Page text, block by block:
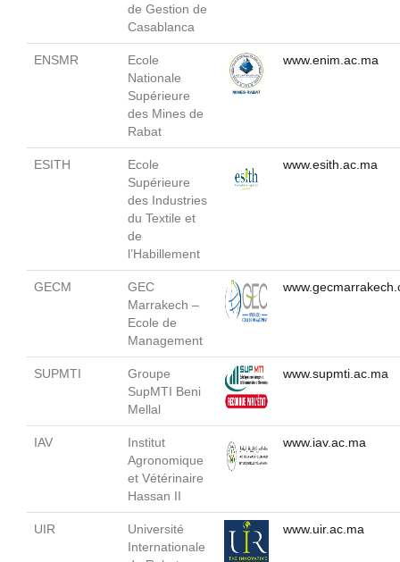
de Gestion de
Casablanca
ENSMR
Ecole
Nationale
Supérieure
des Mines de
Rabat
www.enim.ac.ma
ESITH
Ecole
Supérieure
des Industries
du Textile et
de
l’Habillement
www.esith.ac.ma
GECM
GEC
Marrakech –
Ecole de
Management
SUPMTI
Groupe
SupMTI Beni
Mellal
www.supmti.ac.ma
IAV
Institut
Agronomique
et Vétérinaire
Hassan II
www.iav.ac.ma
UIR
Université
Internationale
www.uir.ac.ma